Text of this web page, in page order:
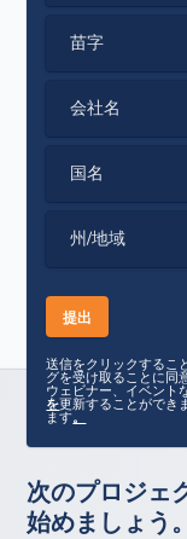
苗字
会社名
国名
州/地域
送信をクリックするこ
グを受け取ることに同
ウェビナー、イベント
を更新することができ
ます。
次のプロジェ
始めましょう。